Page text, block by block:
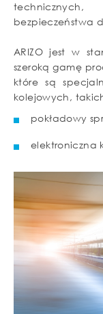
bezpieczeństwa
ARIZO jest w
szeroką gamę
które są
kolejowych,
pokładowy
elektroniczna